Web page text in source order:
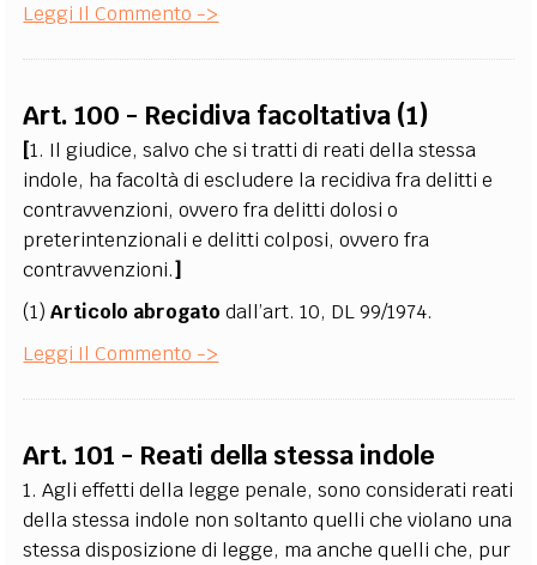
Leggi Il Commento ->
Art. 100 - Recidiva facoltativa (1)
[1. Il giudice, salvo che si tratti di reati della stessa
indole, ha facoltà di escludere la recidiva fra delitti e
contravvenzioni, ovvero fra delitti dolosi o
preterintenzionali e delitti colposi, ovvero fra
contravvenzioni.]
(1)Articolo abrogato dall’art. 10, DL 99/1974.
Leggi Il Commento ->
Art. 101 - Reati della stessa indole
1. Agli effetti della legge penale, sono considerati reati
della stessa indole non soltanto quelli che violano una
stessa disposizione di legge, ma anche quelli che, pur